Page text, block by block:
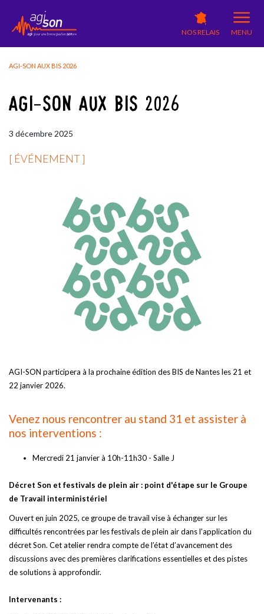
NOS RELAIS MENU
AGI-SON AUX BIS 2026
AGI-SON AUX BIS 2026
3 décembre 2025
[ ÉVÉNEMENT ]
AGI-SON participera à la prochaine édition des BIS de Nantes les 21 et
22 janvier 2026.
Venez nous rencontrer au stand 31 et assister à
nos interventions :
Mercredi 21 janvier à 10h-11h30 - Salle J
Décret Son et festivals de plein air : point d'étape sur le Groupe
de Travail interministériel
Ouvert en juin 2025, ce groupe de travail vise à échanger sur les
difficultés rencontrées par les festivals de plein air dans l'application du
décret Son. Cet atelier rendra compte de l’état d’avancement des
discussions avec des premières clarifications essentielles et des pistes
de solutions à approfondir.
Intervenants :